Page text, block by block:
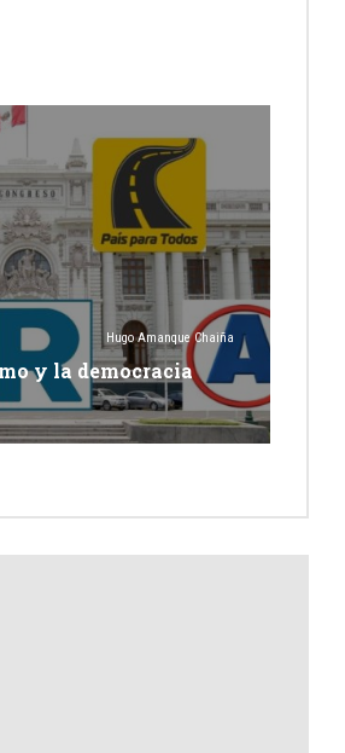
Hugo Amanque Chaiña
y la democracia